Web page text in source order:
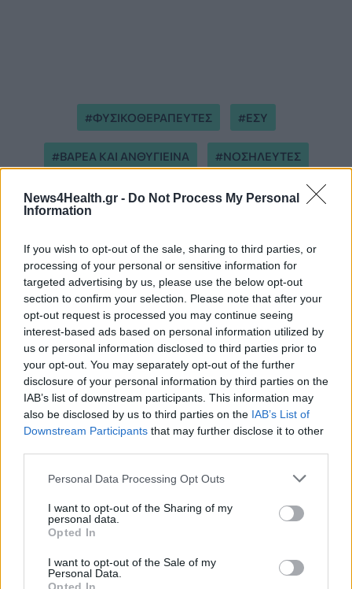
News4Health.gr - Do Not Process My Personal
Information
If you wish to opt-out of the sale, sharing to third parties, or
processing of your personal or sensitive information for
targeted advertising by us, please use the below opt-out
section to confirm your selection. Please note that after your
opt-out request is processed you may continue seeing
interest-based ads based on personal information utilized by
us or personal information disclosed to third parties prior to
your opt-out. You may separately opt-out of the further
disclosure of your personal information by third parties on the
IAB’s list of downstream participants. This information may
also be disclosed by us to third parties on the IAB’s List of
Downstream Participants that may further disclose it to other
Personal Data Processing Opt Outs
I want to opt-out of the Sharing of my
personal data.
Opted In
I want to opt-out of the Sale of my
Personal Data.
ΦΥΣΙΚΟΘΕΡΑΠΕΥΤΕΣ ΕΣΥ
ΒΑΡΕΑ ΚΑΙ ΑΝΘΥΓΙΕΙΝΑ ΝΟΣΗΛΕΥΤΕΣ
ΠΕΡΙΣΣΟΤΕΡΑ ΣΤΗΝ ΙΔΙΑ ΚΑΤΗΓΟΡΙΑ
Κέντρα Υγείας και Περιφερειακά
Ιατρεία του Ρεθύμνου ενισχύονται
με επτά νέους αγροτικούς ιατρούς
26 Μαϊος 2026
«ΠΡΟΛΑΜΒΑΝΩ» σχετικά με την
παχυσαρκία